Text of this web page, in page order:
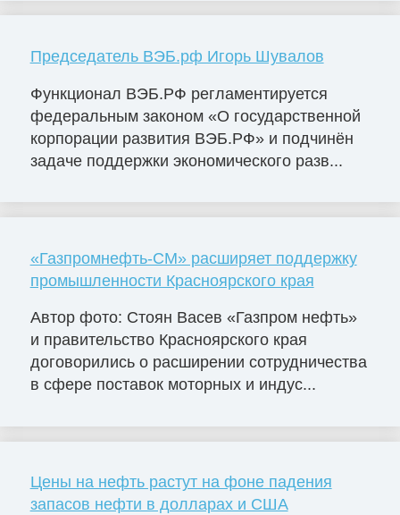
Председатель ВЭБ.рф Игорь Шувалов
Функционал ВЭБ.РФ регламентируется
федеральным законом «О государственной
корпорации развития ВЭБ.РФ» и подчинён
задаче поддержки экономического разв...
«Газпромнефть-СМ» расширяет поддержку
промышленности Красноярского края
Автор фото: Стоян Васев «Газпром нефть»
и правительство Красноярского края
договорились о расширении сотрудничества
в сфере поставок моторных и индус...
Цены на нефть растут на фоне падения
запасов нефти в долларах и США